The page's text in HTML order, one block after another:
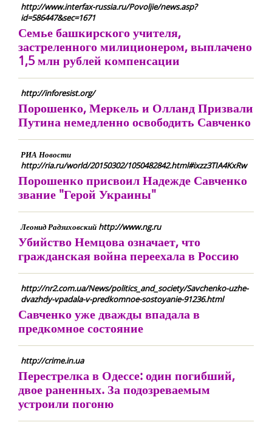
http://www.interfax-russia.ru/Povoljie/news.asp?
id=586447&sec=1671
Семье башкирского учителя,
застреленного милиционером, выплачено
1,5 млн рублей компенсации
http://inforesist.org/
Порошенко, Меркель и Олланд Призвали
Путина немедленно освободить Савченко
РИА Новости
http://ria.ru/world/20150302/1050482842.html#ixzz3TIA4KxRw
Порошенко присвоил Надежде Савченко
звание "Герой Украины"
Леонид Радзиховский http://www.ng.ru
Убийство Немцова означает, что
гражданская война переехала в Россию
http://nr2.com.ua/News/politics_and_society/Savchenko-uzhe-
dvazhdy-vpadala-v-predkomnoe-sostoyanie-91236.html
Савченко уже дважды впадала в
предкомное состояние
http://crime.in.ua
Перестрелка в Одессе: один погибший,
двое раненных. За подозреваемым
устроили погоню